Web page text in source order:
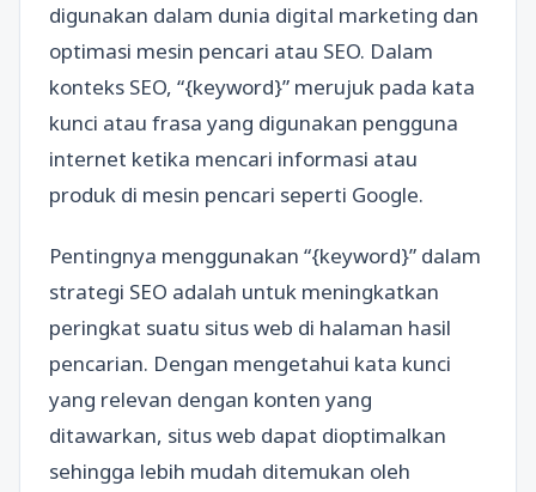
digunakan dalam dunia digital marketing dan
optimasi mesin pencari atau SEO. Dalam
konteks SEO, “{keyword}” merujuk pada kata
kunci atau frasa yang digunakan pengguna
internet ketika mencari informasi atau
produk di mesin pencari seperti Google.
Pentingnya menggunakan “{keyword}” dalam
strategi SEO adalah untuk meningkatkan
peringkat suatu situs web di halaman hasil
pencarian. Dengan mengetahui kata kunci
yang relevan dengan konten yang
ditawarkan, situs web dapat dioptimalkan
sehingga lebih mudah ditemukan oleh